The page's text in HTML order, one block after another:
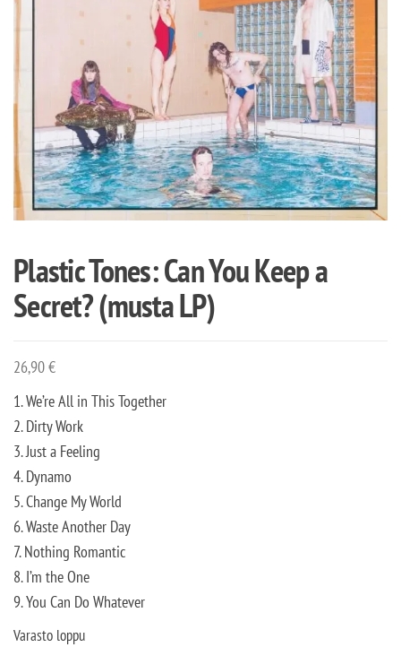
Plastic Tones: Can You Keep a
Secret? (musta LP)
26,90€
1. We’re All in This Together
2. Dirty Work
3. Just a Feeling
4. Dynamo
5. Change My World
6. Waste Another Day
7. Nothing Romantic
8. I’m the One
9. You Can Do Whatever
Varasto loppu